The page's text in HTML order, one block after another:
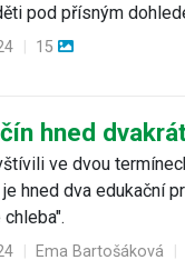
pod přísným
15
hned
ve dvou
hned dva edukační
Ema Bartošáková